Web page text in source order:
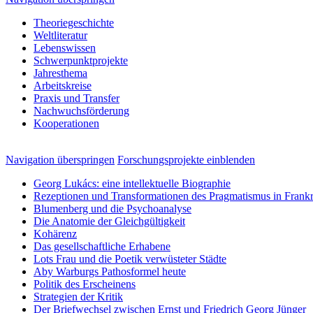
Theoriegeschichte
Weltliteratur
Lebenswissen
Schwerpunktprojekte
Jahresthema
Arbeitskreise
Praxis und Transfer
Nachwuchsförderung
Kooperationen
Navigation überspringen Forschungsprojekte einblenden
Georg Lukács: eine intellektuelle Biographie
Rezeptionen und Transformationen des Pragmatismus in
Blumenberg und die Psychoanalyse
Die Anatomie der Gleichgültigkeit
Kohärenz
Das gesellschaftliche Erhabene
Lots Frau und die Poetik verwüsteter Städte
Aby Warburgs Pathosformel heute
Politik des Erscheinens
Strategien der Kritik
Der Briefwechsel zwischen Ernst und Friedrich Georg Jünger